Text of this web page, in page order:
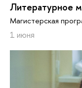
Литературное
Магистерская
1 июня